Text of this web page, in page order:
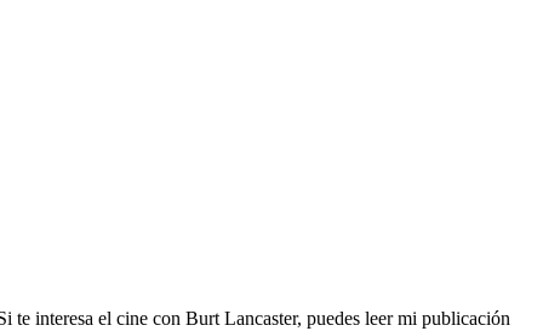
te interesa el cine con Burt Lancaster, puedes leer mi publicación